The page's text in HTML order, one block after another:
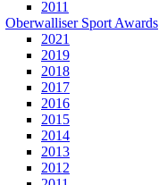
2011
Oberwalliser Sport Awards
2021
2019
2018
2017
2016
2015
2014
2013
2012